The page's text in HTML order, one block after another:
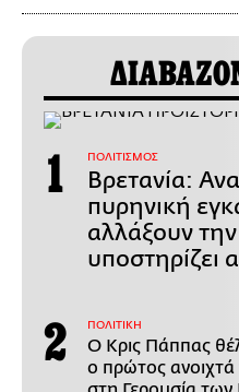
ΠΟΛΙΤΙΣΜΟΣ
Βρετανία:
πυρηνική
αλλάξουν την
υποστηρίζει
ΠΟΛΙΤΙΚΗ
Ο Κρις Πάππας
ο πρώτος ανοιχτά